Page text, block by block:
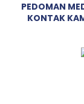
PEDOMAN
KONTAK